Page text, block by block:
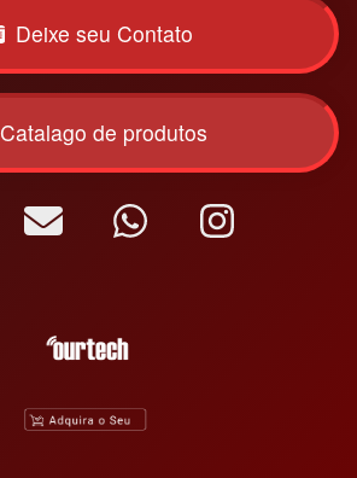
Deixe seu Contato
Catalago de produtos